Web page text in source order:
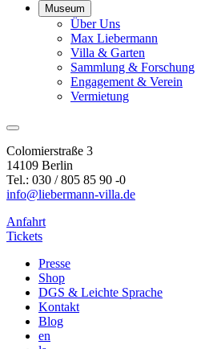
Museum
Über Uns
Max Liebermann
Villa & Garten
Sammlung & Forschung
Engagement & Verein
Vermietung
Colomierstraße 3
14109 Berlin
Tel.: 030 / 805 85 90 -0
info@liebermann-villa.de
Anfahrt
Tickets
Presse
Shop
DGS & Leichte Sprache
Kontakt
Blog
en